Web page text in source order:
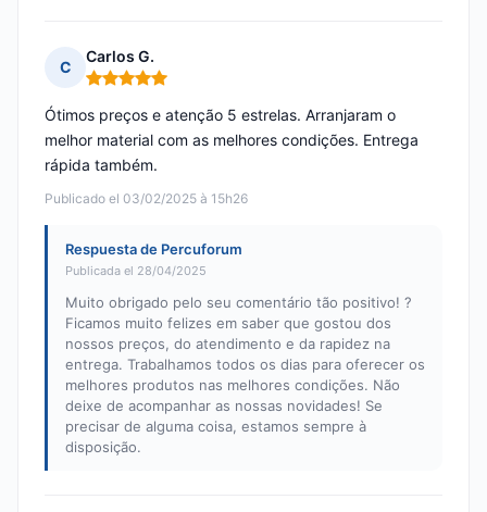
C
Carlos G.
Nota: 5 de 5
Publicado el 03/02/2025 à 15h26
Ótimos preços e atenção 5 estrelas. Arranjaram o
melhor material com as melhores condições. Entrega
rápida também.
Respuesta de Percuforum
Publicada el 28/04/2025
Muito obrigado pelo seu comentário tão positivo! ?
Ficamos muito felizes em saber que gostou dos
nossos preços, do atendimento e da rapidez na
entrega. Trabalhamos todos os dias para oferecer os
melhores produtos nas melhores condições. Não
deixe de acompanhar as nossas novidades! Se
precisar de alguma coisa, estamos sempre à
disposição.